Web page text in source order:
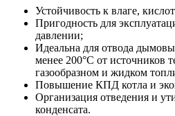
Устойчивость к влаге,
Пригодность для
давлении;
Идеальна для отвода
менее 200°C от источников
газообразном и жидком
Повышение КПД котла и
Организация отведения и
конденсата.